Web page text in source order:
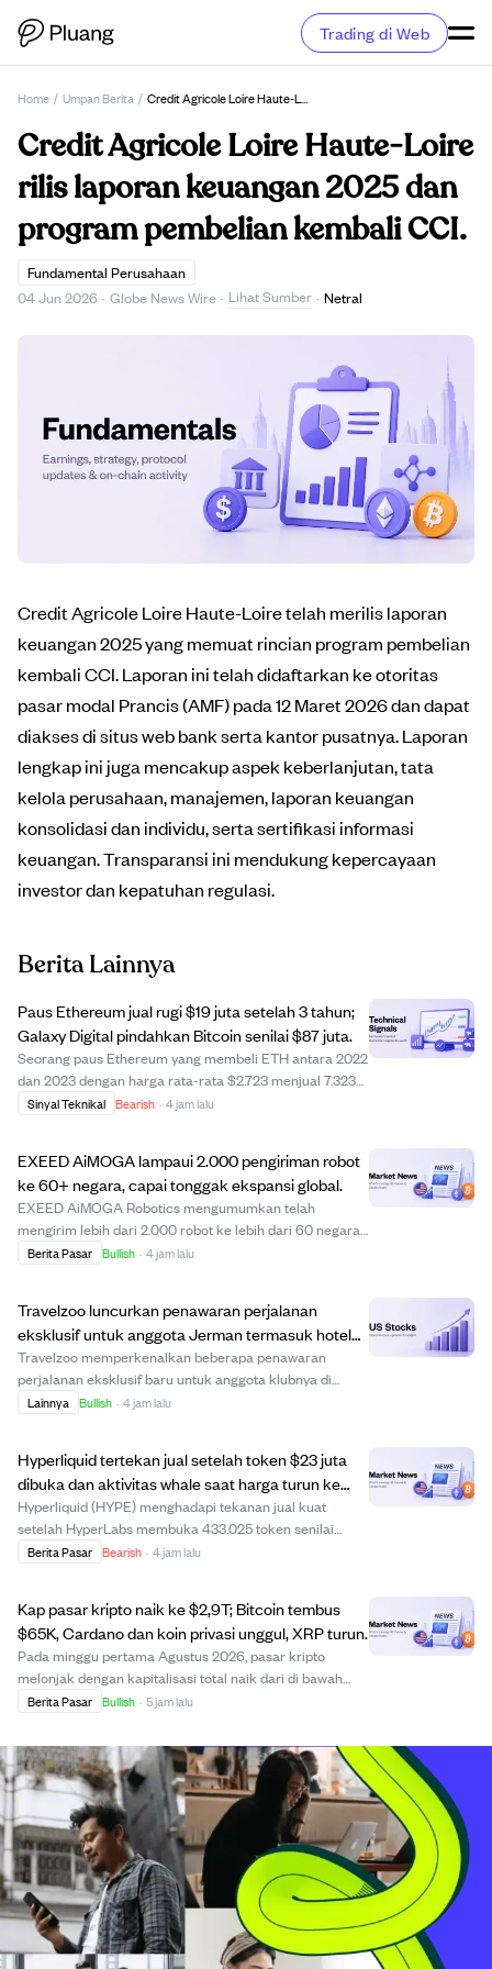
Trading di Web
Home / Umpan Berita / Credit Agricole Loire Haute-Loire Rilis Laporan Keuangan 2025 Dan Program Pembelian Kembali CCI.
Credit Agricole Loire Haute-Loire
rilis laporan keuangan 2025 dan
program pembelian kembali CCI.
Fundamental Perusahaan
04 Jun 2026 · Globe News Wire · Lihat Sumber · Netral
Credit Agricole Loire Haute-Loire telah merilis laporan
keuangan 2025 yang memuat rincian program pembelian
kembali CCI. Laporan ini telah didaftarkan ke otoritas
pasar modal Prancis (AMF) pada 12 Maret 2026 dan dapat
diakses di situs web bank serta kantor pusatnya. Laporan
lengkap ini juga mencakup aspek keberlanjutan, tata
kelola perusahaan, manajemen, laporan keuangan
konsolidasi dan individu, serta sertifikasi informasi
keuangan. Transparansi ini mendukung kepercayaan
investor dan kepatuhan regulasi.
Berita Lainnya
Paus Ethereum jual rugi $19 juta setelah 3 tahun;
Galaxy Digital pindahkan Bitcoin senilai $87 juta.
Seorang paus Ethereum yang membeli ETH antara 2022
dan 2023 dengan harga rata-rata $2.723 menjual 7.323
ETH pada 8 Agustus, mengalami kerugian lebih dari $19
Sinyal Teknikal Bearish · 4 jam lalu
EXEED AiMOGA lampaui 2.000 pengiriman robot
ke 60+ negara, capai tonggak ekspansi global.
EXEED AiMOGA Robotics mengumumkan telah
mengirim lebih dari 2.000 robot ke lebih dari 60 negara.
Tonggak ini menandai pergeseran dari ekspor produk ke
Berita Pasar Bullish · 4 jam lalu
Travelzoo luncurkan penawaran perjalanan
eksklusif untuk anggota Jerman termasuk hotel
mewah dan vila di Maladewa.
Travelzoo memperkenalkan beberapa penawaran
perjalanan eksklusif baru untuk anggota klubnya di
Jerman, dengan diskon menginap di destinasi unik dan
Lainnya Bullish · 4 jam lalu
Hyperliquid tertekan jual setelah token $23 juta
dibuka dan aktivitas whale saat harga turun ke
$54
Hyperliquid (HYPE) menghadapi tekanan jual kuat
setelah HyperLabs membuka 433.025 token senilai
$23,46 juta dan mulai menyetorkannya ke bursa,
Coinba...
Berita Pasar Bearish · 4 jam lalu
Kap pasar kripto naik ke $2,9T; Bitcoin tembus
$65K, Cardano dan koin privasi unggul, XRP turun.
Pada minggu pertama Agustus 2026, pasar kripto
melonjak dengan kapitalisasi total naik dari di bawah
$2,2 triliun menjadi $2,9 triliun. Bitcoin memimpin
meski ada hambatan regulasi dari kegagalan Se...
Berita Pasar Bullish · 5 jam lalu